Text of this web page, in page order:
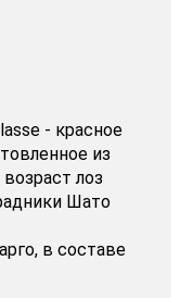
- красное
из
лоз
Шато
в составе